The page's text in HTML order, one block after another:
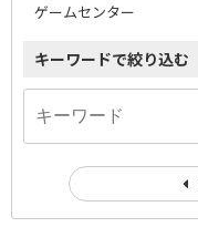
ゲームセンター
キーワードで絞り込む